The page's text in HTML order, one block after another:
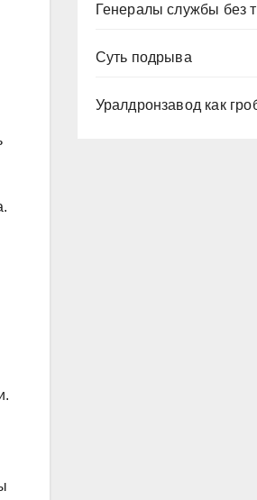
Генералы службы без
Суть подрыва
Уралдронзавод как